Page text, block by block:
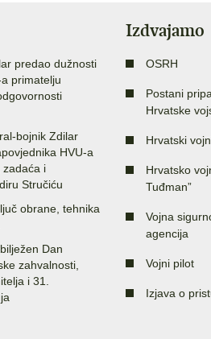
predao dužnosti
primatelju
bojnik Zdilar
HVU-a
zadaća i
Stručiću
obrane, tehnika
Dan
zahvalnosti,
i 31.
Izdvajamo
OSRH
Postani
Hrvatske
Hrvatski
Hrvatsko
Tuđman”
Vojna
agencija
Vojni pilot
Izjava o